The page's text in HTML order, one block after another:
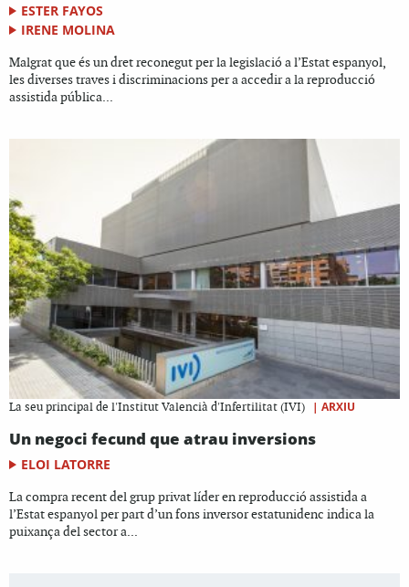
ESTER FAYOS
IRENE MOLINA
Malgrat que és un dret reconegut per la legislació a l’Estat espanyol,
les diverses traves i discriminacions per a accedir a la reproducció
assistida pública...
La seu principal de l'Institut Valencià d'Infertilitat (IVI) | ARXIU
Un negoci fecund que atrau inversions
ELOI LATORRE
La compra recent del grup privat líder en reproducció assistida a
l’Estat espanyol per part d’un fons inversor estatunidenc indica la
puixança del sector a...